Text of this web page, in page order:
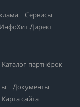
Сервисы
ИнфоХит.Директ
Каталог партнёрок
Документы
Карта сайта